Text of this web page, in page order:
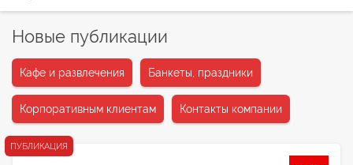
Новые публикации
Кафе и развлечения Банкеты, праздники
Корпоративным клиентам Контакты компании
ПУБЛИКАЦИЯ